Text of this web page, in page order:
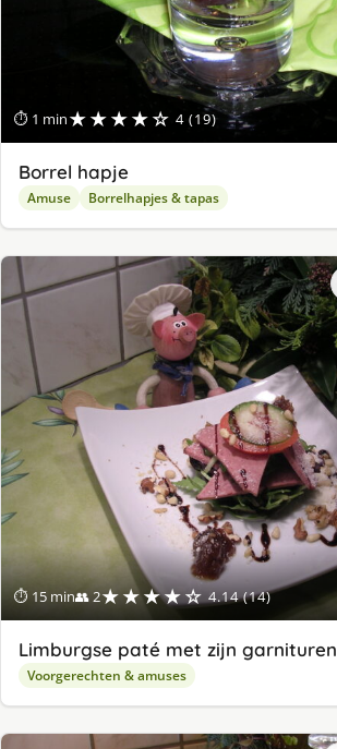
⏱ 1 min★★★★☆ 4 (19)
Borrel hapje
Amuse Borrelhapjes & tapas
⏱ 15 min👥 2★★★★☆ 4.14 (14)
Limburgse paté met zijn garnituren
Voorgerechten & amuses